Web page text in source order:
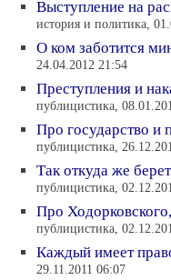
Выступление на
история и политика,
О ком заботится
24.04.2012 21:54
Преступления и
публицистика,
Про государство и
публицистика,
Так откуда же
публицистика,
Про
публицистика,
Каждый имеет
29.11.2011 06:07